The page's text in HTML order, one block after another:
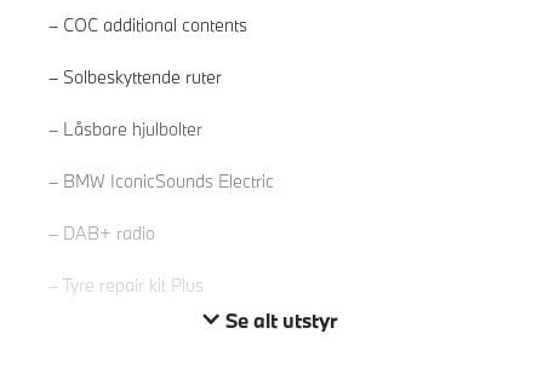
COC additional contents
Solbeskyttende ruter
Låsbare hjulbolter
BMW IconicSounds Electric
DAB+ radio
Tyre repair kit Plus
Se alt utstyr